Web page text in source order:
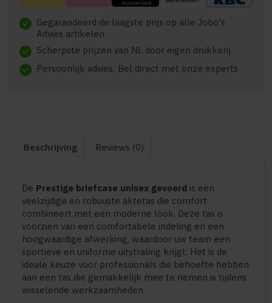
check Gegarandeerd de laagste prijs op alle Jobo's
Advies artikelen
check Scherpste prijzen van NL door eigen drukkerij
check Persoonlijk advies: Bel direct met onze experts
Beschrijving Reviews (0)
De Prestige briefcase unisex gevoerd is een
veelzijdige en robuuste aktetas die comfort
combineert met een moderne look. Deze tas is
voorzien van een comfortabele indeling en een
hoogwaardige afwerking, waardoor uw team een
sportieve en uniforme uitstraling krijgt. Het is de
ideale keuze voor professionals die behoefte hebben
aan een tas die gemakkelijk mee te nemen is tijdens
wisselende werkzaamheden.